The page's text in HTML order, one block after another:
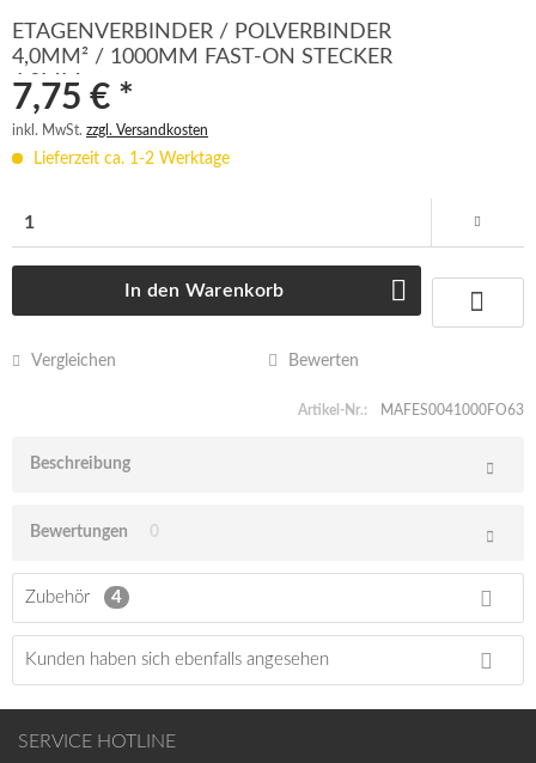
ETAGENVERBINDER / POLVERBINDER
4,0MM² / 1000MM FAST-ON STECKER
6,3MM
7,75 € *
inkl. MwSt. zzgl. Versandkosten
Lieferzeit ca. 1-2 Werktage
In den Warenkorb
Vergleichen Bewerten
Artikel-Nr.: MAFES0041000FO63
Beschreibung
Bewertungen 0
Zubehör 4
Kunden haben sich ebenfalls angesehen
SERVICE HOTLINE